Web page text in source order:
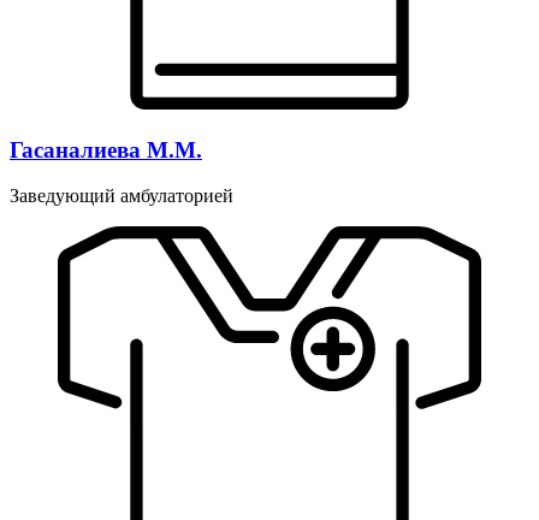
Гасаналиева М.М.
Заведующий амбулаторией